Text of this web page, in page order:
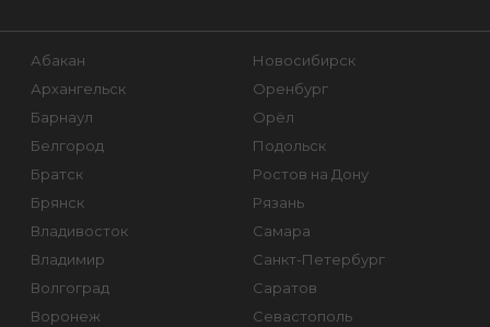
Абакан
Архангельск
Барнаул
Белгород
Братск
Брянск
Владивосток
Владимир
Волгоград
Воронеж
Новосибирск
Оренбург
Орёл
Подольск
Ростов на Дону
Рязань
Самара
Санкт-Петербург
Саратов
Севастополь